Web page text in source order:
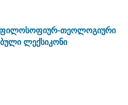
თეოლოგიური
ლექსიკონი